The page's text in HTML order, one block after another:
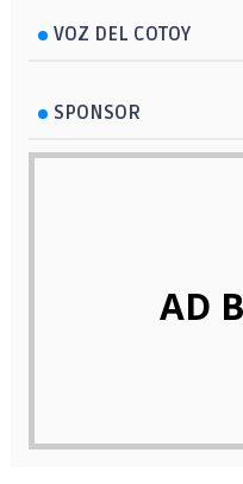
VOZ DEL COTOY
SPONSOR
AD